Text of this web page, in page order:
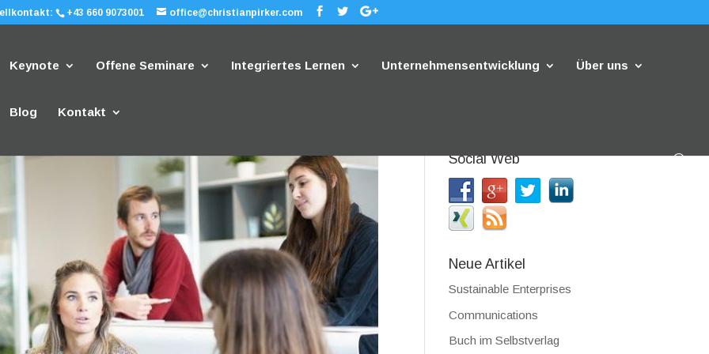
+43 660 9073001 office@christianpirker.com
Keynote Offene Seminare Integriertes Lernen Unternehmensentwicklung Über uns
Blog Kontakt
Social Web
Neue Artikel
Sustainable Enterprises
Communications
Buch im Selbstverlag